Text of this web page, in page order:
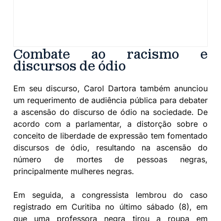
Combate ao racismo e
discursos de ódio
Em seu discurso, Carol Dartora também anunciou
um requerimento de audiência pública para debater
a ascensão do discurso de ódio na sociedade. De
acordo com a parlamentar, a distorção sobre o
conceito de liberdade de expressão tem fomentado
discursos de ódio, resultando na ascensão do
número de mortes de pessoas negras,
principalmente mulheres negras.
Em seguida, a congressista lembrou do caso
registrado em Curitiba no último sábado (8), em
que uma professora negra tirou a roupa em